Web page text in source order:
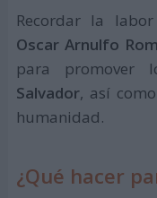
Recordar la
Oscar Arnulfo
para promover
Salvador, así
humanidad.
¿Qué hacer